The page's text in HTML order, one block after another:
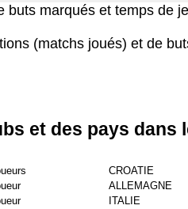
buts marqués et temps de
(matchs joués) et de
et des pays dans
CROATIE
ALLEMAGNE
ITALIE